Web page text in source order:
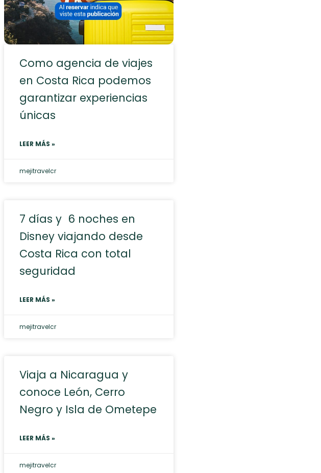
Como agencia de viajes
en Costa Rica podemos
garantizar experiencias
únicas
LEER MÁS »
mejitravelcr
7 días y 6 noches en
Disney viajando desde
Costa Rica con total
seguridad
LEER MÁS »
mejitravelcr
Viaja a Nicaragua y
conoce León, Cerro
Negro y Isla de Ometepe
LEER MÁS »
mejitravelcr